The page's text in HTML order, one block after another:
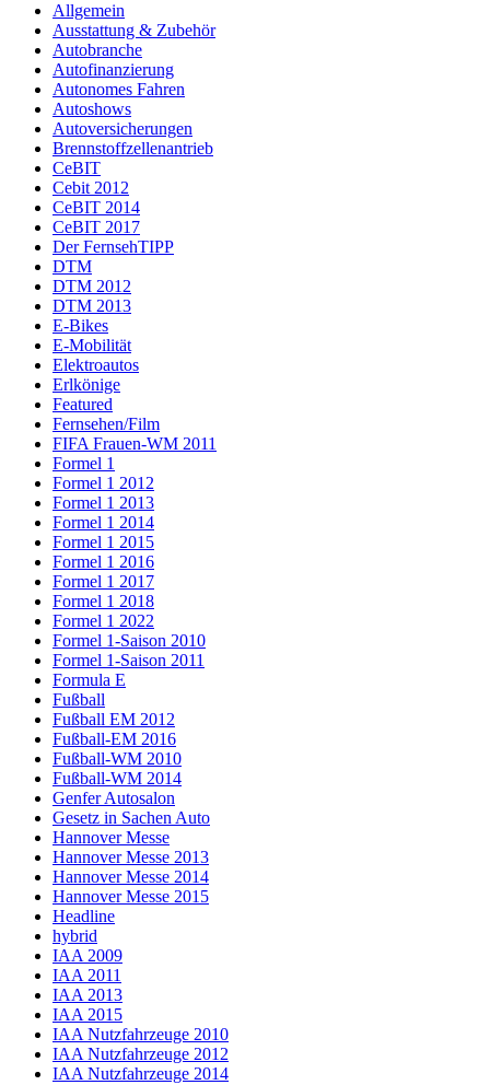
Allgemein
Ausstattung & Zubehör
Autobranche
Autofinanzierung
Autonomes Fahren
Autoshows
Autoversicherungen
Brennstoffzellenantrieb
CeBIT
Cebit 2012
CeBIT 2014
CeBIT 2017
Der FernsehTIPP
DTM
DTM 2012
DTM 2013
E-Bikes
E-Mobilität
Elektroautos
Erlkönige
Featured
Fernsehen/Film
FIFA Frauen-WM 2011
Formel 1
Formel 1 2012
Formel 1 2013
Formel 1 2014
Formel 1 2015
Formel 1 2016
Formel 1 2017
Formel 1 2018
Formel 1 2022
Formel 1-Saison 2010
Formel 1-Saison 2011
Formula E
Fußball
Fußball EM 2012
Fußball-EM 2016
Fußball-WM 2010
Fußball-WM 2014
Genfer Autosalon
Gesetz in Sachen Auto
Hannover Messe
Hannover Messe 2013
Hannover Messe 2014
Hannover Messe 2015
Headline
hybrid
IAA 2009
IAA 2011
IAA 2013
IAA 2015
IAA Nutzfahrzeuge 2010
IAA Nutzfahrzeuge 2012
IAA Nutzfahrzeuge 2014